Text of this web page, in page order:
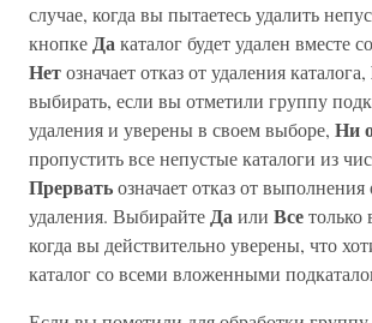
случае, когда вы пытаетесь удалить
кнопкеДакаталог будет удален вместе
Нетозначает отказ от удаления каталога,
выбирать, если вы отметили группу
удаления и уверены в своем выборе, Ни
пропустить все непустые каталоги из
Прерватьозначает отказ от
удаления. ВыбирайтеДаили Всетолько
когда вы действительно уверены, что
каталог со всеми вложенными